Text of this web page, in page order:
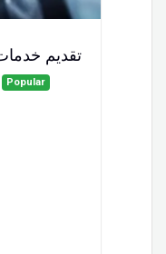
تقديم
Popular